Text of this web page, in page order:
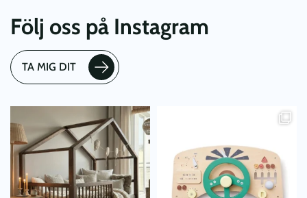
Följ oss på Instagram
TA MIG DIT